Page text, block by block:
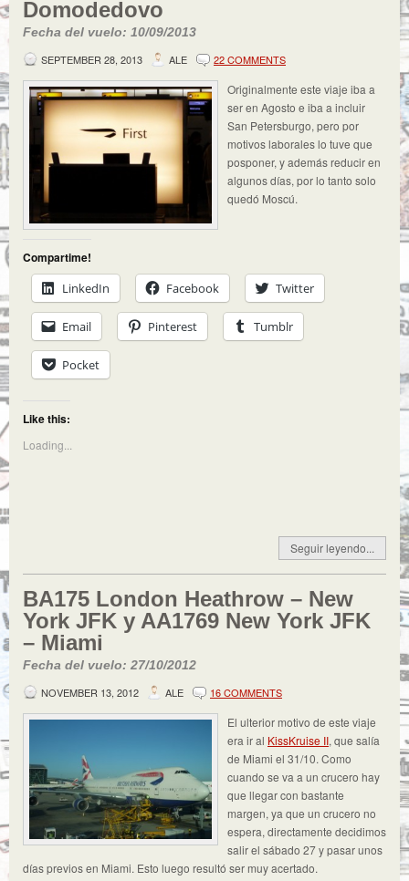
Domodedovo
Fecha del vuelo: 10/09/2013
SEPTEMBER 28, 2013
ALE 22 COMMENTS
Originalmente este viaje iba a
ser en Agosto e iba a incluir
San Petersburgo, pero por
motivos laborales lo tuve que
posponer, y además reducir en
algunos días, por lo tanto solo
quedó Moscú.
Compartime!
LinkedIn
Facebook Twitter
Email Pinterest Tumblr
Pocket
Like this:
Loading...
Seguir leyendo...
BA175 London Heathrow – New
York JFK y AA1769 New York JFK
– Miami
Fecha del vuelo: 27/10/2012
NOVEMBER 13, 2012
ALE 16 COMMENTS
El ulterior motivo de este viaje
era ir al KissKruise II, que salía
de Miami el 31/10. Como
cuando se va a un crucero hay
que llegar con bastante
margen, ya que un crucero no
espera, directamente decidimos
salir el sábado 27 y pasar unos
días previos en Miami. Esto luego resultó ser muy acertado.